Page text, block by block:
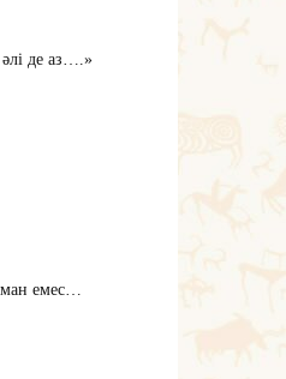
де аз….»
емес…